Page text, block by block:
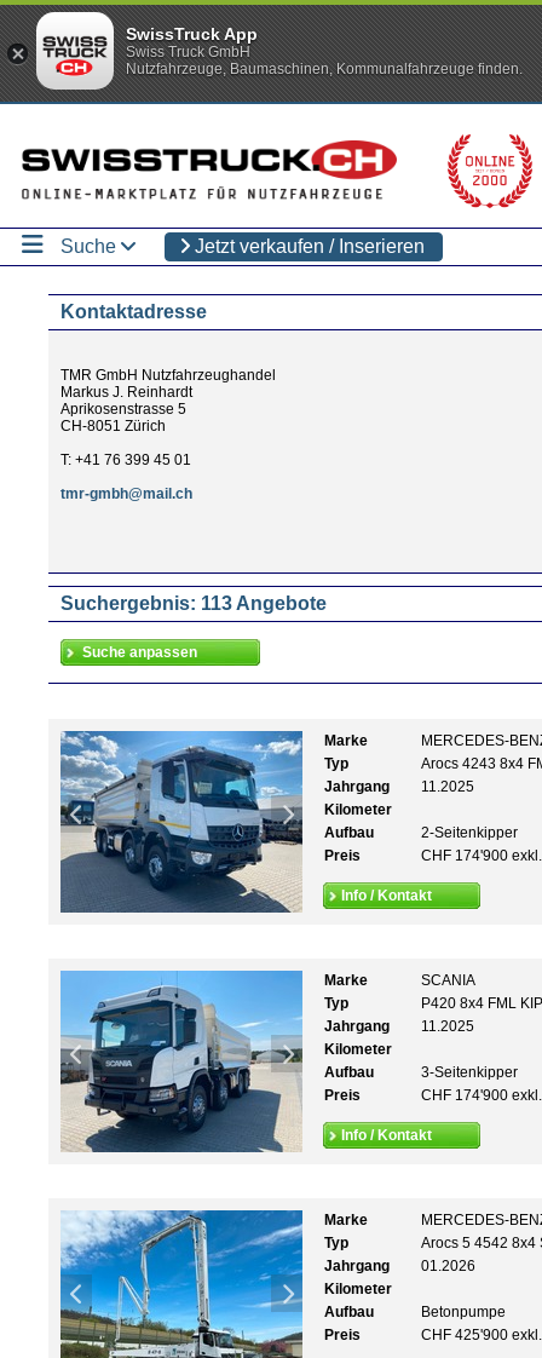
Suche Jetzt verkaufen / Inserieren
Kontaktadresse
TMR GmbH Nutzfahrzeughandel
Markus J. Reinhardt
Aprikosenstrasse 5
CH-8051 Zürich
T: +41 76 399 45 01
tmr-gmbh@mail.ch
Suchergebnis: 113 Angebote
Marke
MERCEDES-
Typ
Arocs 4243 8x4
Jahrgang
11.2025
Kilometer
Aufbau
2-Seitenkipper
Preis
CHF 174'900
Info / Kontakt
Marke
SCANIA
Typ
P420 8x4 FML
Jahrgang
11.2025
Kilometer
Aufbau
3-Seitenkipper
Preis
CHF 174'900
Info / Kontakt
Marke
MERCEDES-
Typ
Arocs 5 4542 8x4
Jahrgang
01.2026
Kilometer
Aufbau
Betonpumpe
Preis
CHF 425'900
SwissTruck App
Swiss Truck GmbH
Nutzfahrzeuge, Baumaschinen, Kommunalfahrzeuge finden.